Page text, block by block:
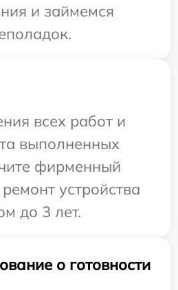
и займемся
всех работ и
выполненных
фирменный
устройства
до 3 лет.
о готовности